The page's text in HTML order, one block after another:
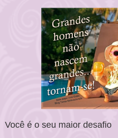
Você é o seu maior desafio